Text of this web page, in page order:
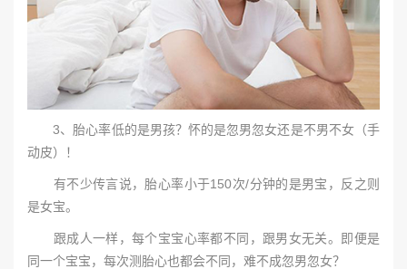
3、胎心率低的是男孩？怀的是忽男忽女还是不男不女（手
动皮）！
有不少传言说，胎心率小于150次/分钟的是男宝，反之则
是女宝。
跟成人一样，每个宝宝心率都不同，跟男女无关。即便是
同一个宝宝，每次测胎心也都会不同，难不成忽男忽女？